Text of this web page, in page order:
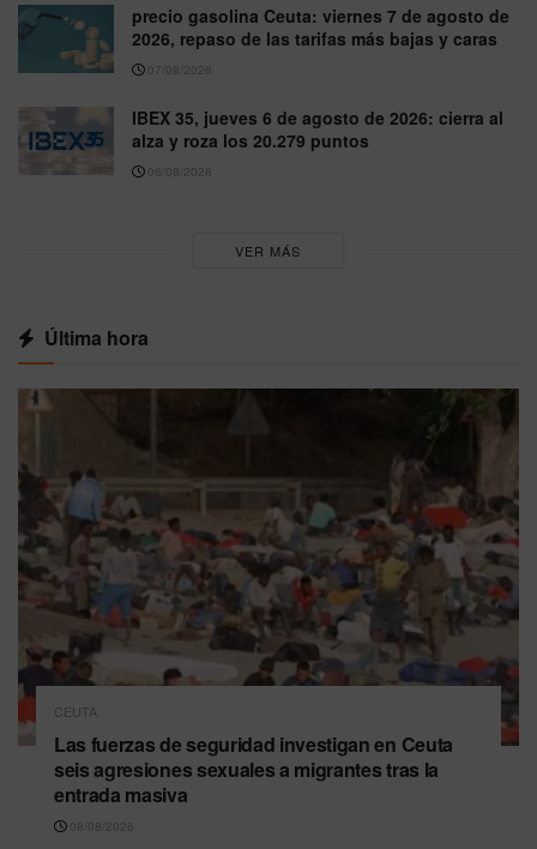
precio gasolina Ceuta: viernes 7 de agosto de
2026, repaso de las tarifas más bajas y caras
07/08/2026
IBEX 35, jueves 6 de agosto de 2026: cierra al
alza y roza los 20.279 puntos
06/08/2026
VER MÁS
Última hora
CEUTA
Las fuerzas de seguridad investigan en Ceuta
seis agresiones sexuales a migrantes tras la
entrada masiva
08/08/2026